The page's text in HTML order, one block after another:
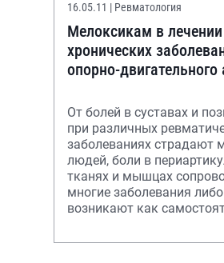
16.05.11 | Ревматология
Мелоксикам в лечении
хронических
опорно-двигательного
От болей в суставах и
при различных
заболеваниях страдают
людей, боли в
тканях и мышцах
многие заболевания либо
возникают как
распространенными